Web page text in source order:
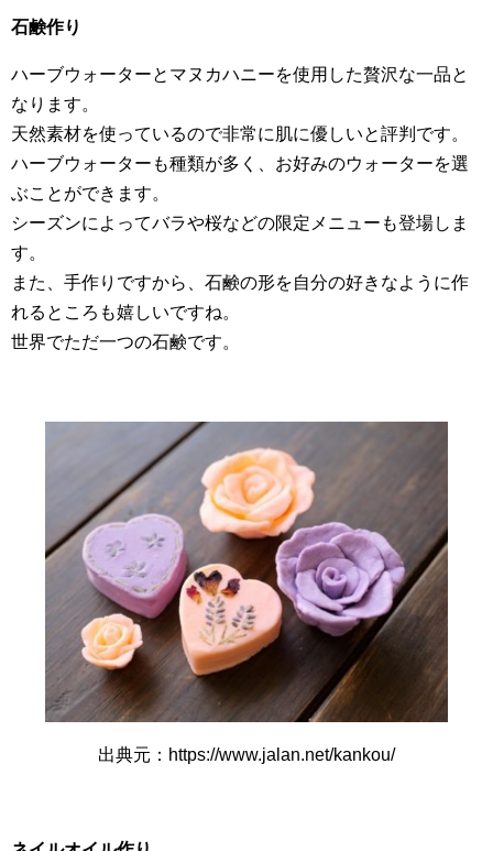
石鹸作り
ハーブウォーターとマヌカハニーを使用した贅沢な一品と
なります。
天然素材を使っているので非常に肌に優しいと評判です。
ハーブウォーターも種類が多く、お好みのウォーターを選
ぶことができます。
シーズンによってバラや桜などの限定メニューも登場しま
す。
また、手作りですから、石鹸の形を自分の好きなように作
れるところも嬉しいですね。
世界でただ一つの石鹸です。
出典元：https://www.jalan.net/kankou/